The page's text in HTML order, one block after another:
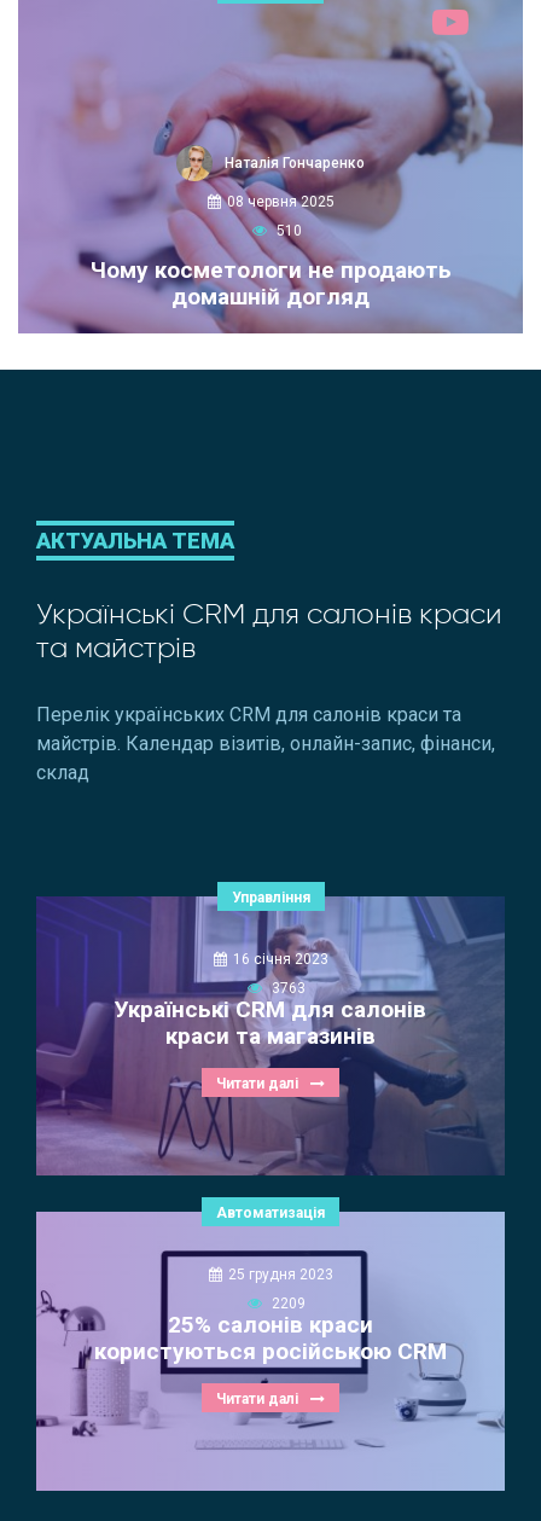
Наталія Гончаренко
08 червня 2025
510
Чому косметологи не продають
домашній догляд
АКТУАЛЬНА ТЕМА
Українські CRM для салонів краси
та майстрів
Перелік українських CRM для салонів краси та
майстрів. Календар візитів, онлайн-запис, фінанси,
склад
Управління
16 січня 2023
3763
Українські CRM для салонів
краси та магазинів
Читати далі
Автоматизація
25 грудня 2023
2209
25% салонів краси
користуються російською CRM
Читати далі